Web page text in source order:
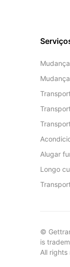
Alugar
Longo
©
is
All rights